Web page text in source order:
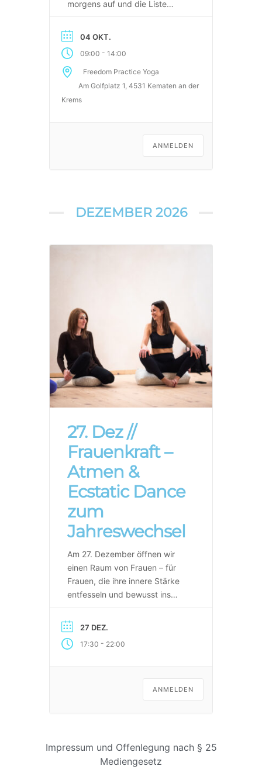
morgens auf und die Liste
ganz auf hast. Du sortierst,
planst, organisierst, hältst. Du
bist die, auf die sich alle
verlassen. Und irgendwo –
ganz tief – ist da eine leise
Frage: „Wann war ich das letzte
04 OKT.
09:00 - 14:00
Freedom Practice Yoga
Am Golfplatz 1, 4531 Kematen an der
Krems
ANMELDEN
DEZEMBER 2026
27. Dez //
Frauenkraft –
Atmen &
Ecstatic Dance
zum
Jahreswechsel
Am 27. Dezember öffnen wir
einen Raum von Frauen – für
Frauen, die ihre innere Stärke
entfesseln und bewusst ins
Abend voller Ritual, Musik und
Bewegung – für deine Klarheit,
deine Kraft und deine
27 DEZ.
17:30 - 22:00
ANMELDEN
Impressum und Offenlegung nach § 25
Mediengesetz